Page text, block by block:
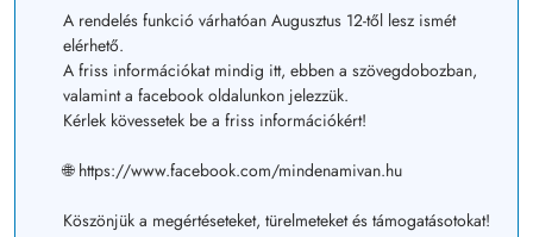
A rendelés funkció várhatóan Augusztus 12-től lesz ismét
elérhető.
A friss információkat mindig itt, ebben a szövegdobozban,
valamint a facebook oldalunkon jelezzük.
Kérlek kövessetek be a friss információkért!
🌐 https://www.facebook.com/mindenamivan.hu
Köszönjük a megértéseteket, türelmeteket és támogatásotokat!